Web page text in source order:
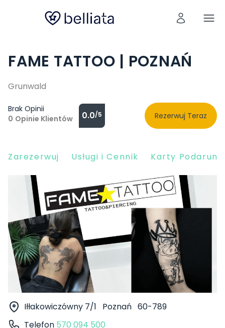
FAME TATTOO | POZNAŃ
Grunwald
Brak Opinii
0 Opinie Klientów 0.0/5 Rezerwuj Teraz
Zarezerwuj Usługi i Cennik Karty
Iłłakowiczówny 7/1 Poznań 60-789
Telefon 570 094 500